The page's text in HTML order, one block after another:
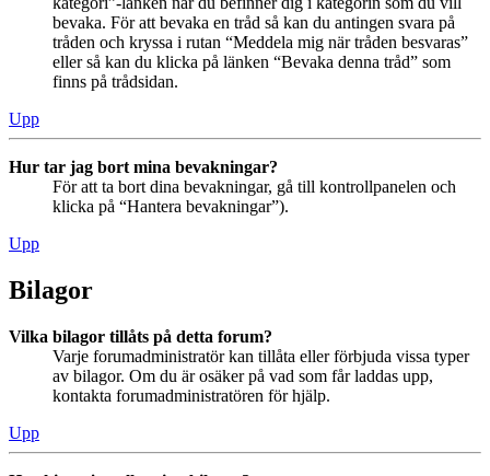
bevaka. För att bevaka en tråd så kan du antingen svara på
tråden och kryssa i rutan “Meddela mig när tråden besvaras”
eller så kan du klicka på länken “Bevaka denna tråd” som
finns på trådsidan.
Upp
Hur tar jag bort mina bevakningar?
För att ta bort dina bevakningar, gå till kontrollpanelen och
klicka på “Hantera bevakningar”).
Upp
Bilagor
Vilka bilagor tillåts på detta forum?
Varje forumadministratör kan tillåta eller förbjuda vissa typer
av bilagor. Om du är osäker på vad som får laddas upp,
kontakta forumadministratören för hjälp.
Upp